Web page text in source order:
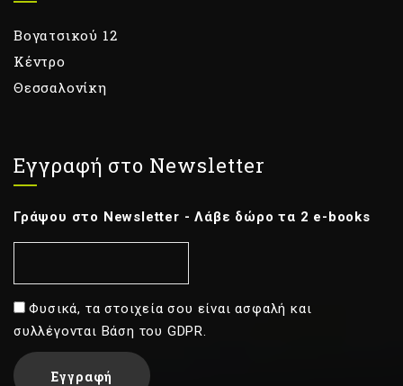
Βογατσικού 12
Κέντρο
Θεσσαλονίκη
Εγγραφή στο Newsletter
Γράψου στο Newsletter - Λάβε δώρο τα 2 e-books
Φυσικά, τα στοιχεία σου είναι ασφαλή και
συλλέγονται Βάση του GDPR.